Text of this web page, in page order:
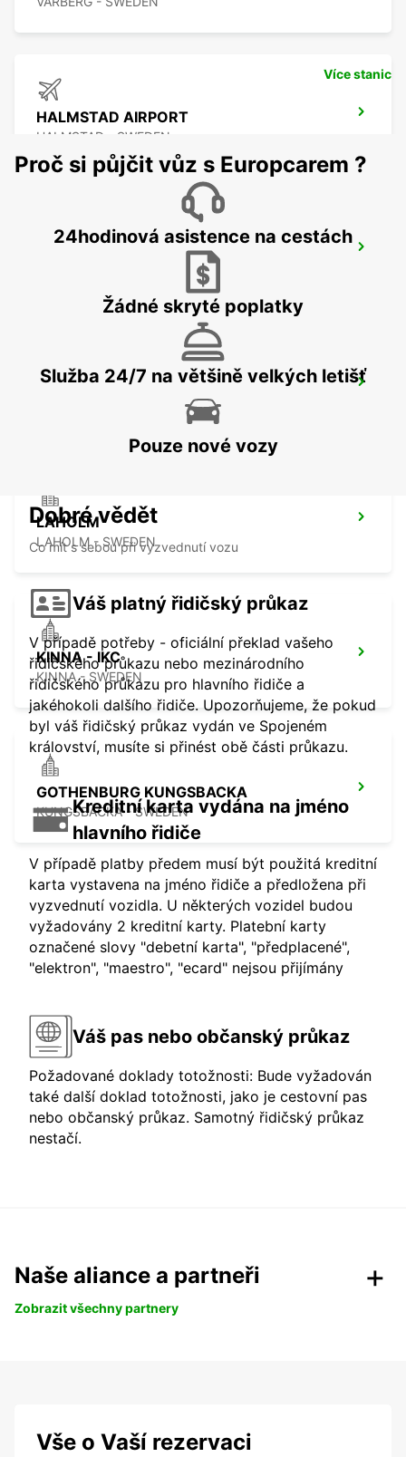
HALMSTAD AIRPORT
HALMSTAD - SWEDEN
HALMSTAD TAGSTATION
LAHOLM
LAHOLM - SWEDEN
KINNA - IKC
KINNA - SWEDEN
GOTHENBURG KUNGSBACKA
KUNGSBACKA - SWEDEN
Více stanic
Proč si půjčit vůz s Europcarem ?
24hodinová asistence na cestách
Žádné skryté poplatky
Služba 24/7 na většině velkých letišť
Pouze nové vozy
Dobré vědět
Co mít s sebou při vyzvednutí vozu
Váš platný řidičský průkaz
V případě potřeby - oficiální překlad vašeho
řidičského průkazu nebo mezinárodního
řidičského průkazu pro hlavního řidiče a
jakéhokoli dalšího řidiče. Upozorňujeme, že pokud
byl váš řidičský průkaz vydán ve Spojeném
království, musíte si přinést obě části průkazu.
Kreditní karta vydána na jméno
hlavního řidiče
V případě platby předem musí být použitá kreditní
karta vystavena na jméno řidiče a předložena při
vyzvednutí vozidla. U některých vozidel budou
vyžadovány 2 kreditní karty. Platební karty
označené slovy "debetní karta", "předplacené",
"elektron", "maestro", "ecard" nejsou přijímány
Váš pas nebo občanský průkaz
Požadované doklady totožnosti: Bude vyžadován
také další doklad totožnosti, jako je cestovní pas
nebo občanský průkaz. Samotný řidičský průkaz
nestačí.
Naše aliance a partneři
Zobrazit všechny partnery
Vše o Vaší rezervaci